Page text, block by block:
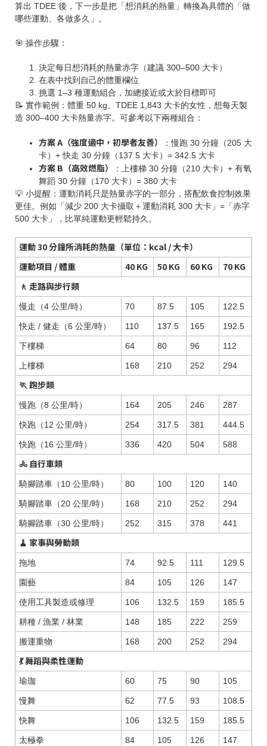
算出 TDEE 後，下一步是把「想消耗的熱量」轉換為具體的「做
哪些運動、各做多久」。
🎯 操作步驟：
決定每日想消耗的熱量赤字（建議 300–500 大卡）
在表中找到自己的體重欄位
挑選 1–3 種運動組合，加總接近或大於目標即可
📝 實作範例：體重 50 kg、TDEE 1,843 大卡的女性，想每天製
造 300–400 大卡熱量赤字。可參考以下兩種組合：
方案 A（強度適中，初學者友善）
：慢跑 30 分鐘（205 大
卡）+ 快走 30 分鐘（137.5 大卡）= 342.5 大卡
方案 B（高效燃脂）
：上樓梯 30 分鐘（210 大卡）+ 有氧
舞蹈 30 分鐘（170 大卡）= 380 大卡
💡 小提醒：運動消耗只是熱量赤字的一部分，搭配飲食控制效果
更佳。例如「減少 200 大卡攝取＋運動消耗 300 大卡」=「赤字
500 大卡」，比單純運動更輕鬆持久。
運動 30 分鐘所消耗的熱量（單位：kcal / 大卡）
運動項目 / 體重
40 KG 50 KG 60 KG
70 KG
🚶 走路與步行類
慢走（4 公里/時） 70 87.5 105 122.5
快走 / 健走（6 公里/時） 110 137.5 165 192.5
下樓梯 64 80 96 112
上樓梯 168 210 252 294
🏃 跑步類
慢跑（8 公里/時） 164 205 246 287
快跑（12 公里/時） 254 317.5 381 444.5
快跑（16 公里/時） 336 420 504 588
🚴 自行車類
騎腳踏車（10 公里/時） 80 100 120 140
騎腳踏車（20 公里/時） 168 210 252 294
騎腳踏車（30 公里/時） 252 315 378 441
🧹 家事與勞動類
拖地 74 92.5 111 129.5
園藝 84 105 126 147
使用工具製造或修理 106 132.5 159 185.5
耕種 / 漁業 / 林業 148 185 222 259
搬運重物 168 200 252 294
💃 舞蹈與柔性運動
瑜珈 60 75 90 105
慢舞 62 77.5 93 108.5
快舞 106 132.5 159 185.5
太極拳 84 105 126 147